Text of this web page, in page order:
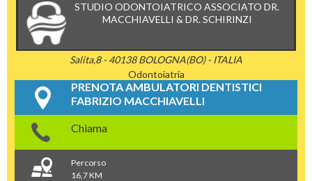
STUDIO ODONTOIATRICO ASSOCIATO DR.
MACCHIAVELLI & DR. SCHIRINZI
Salita,8 - 40138 BOLOGNA(BO) - ITALIA
Odontoiatria
PRENOTA AMBULATORI DENTISTICI
FABRIZIO MACCHIAVELLI
Chiama
Percorso
16,7 KM